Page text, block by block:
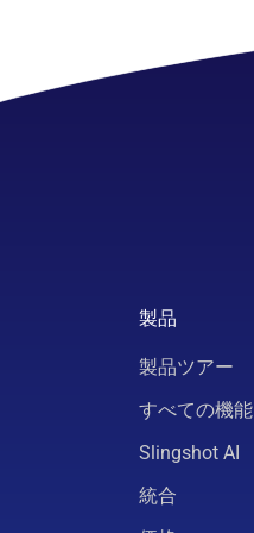
製品
製品ツアー
すべての機能
Slingshot AI
統合